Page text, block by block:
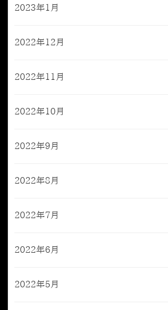
2023年1月
2022年12月
2022年11月
2022年10月
2022年9月
2022年8月
2022年7月
2022年6月
2022年5月